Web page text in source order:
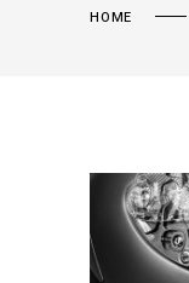
HOME